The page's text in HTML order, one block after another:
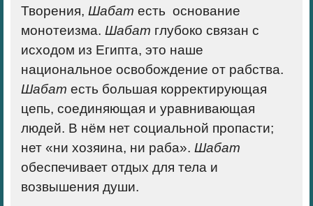
Творения, Шабат есть основание
монотеизма. Шабат глубоко связан с
исходом из Египта, это наше
национальное освобождение от рабства.
Шабат есть большая корректирующая
цепь, соединяющая и уравнивающая
людей. В нём нет социальной пропасти;
нет «ни хозяина, ни раба». Шабат
обеспечивает отдых для тела и
возвышения души.